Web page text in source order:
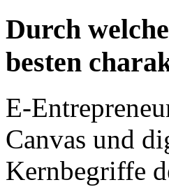
Durch
besten
E-
Canvas und
Kernbegriffe